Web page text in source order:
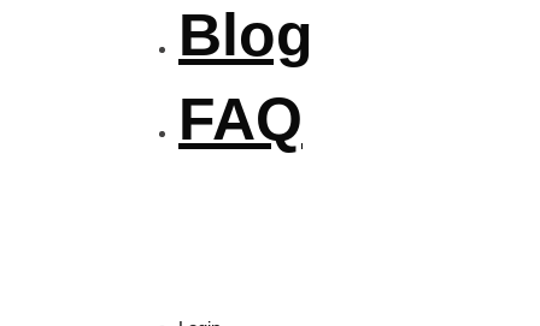
Blog
FAQ